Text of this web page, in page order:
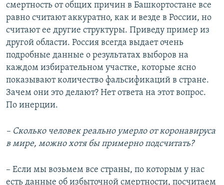
смертность от общих причин в Башкортостане все
равно считают аккуратно, как и везде в России, но
считают ее другие структуры. Приведу пример из
другой области. Россия всегда выдает очень
подробные данные о результатах выборов на
каждом избирательном участке, которые ясно
показывают количество фальсификаций в стране.
Зачем они это делают? Нет ответа на этот вопрос.
По инерции.
– Сколько человек реально умерло от коронавируса
в мире, можно хотя бы примерно подсчитать?
– Если мы возьмем все страны, по которым у нас
есть данные об избыточной смертности, посчитаем